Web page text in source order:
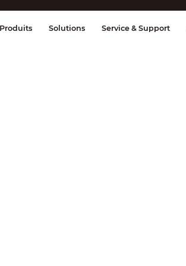
et contrôle Transmission
Produits Solutions Service & Support